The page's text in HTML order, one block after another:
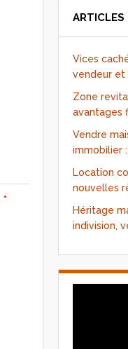
*
ARTICLES
Vices
vendeur et
Zone
avantages
Vendre
immobilier
Location
nouvelles
Héritage
indivision,